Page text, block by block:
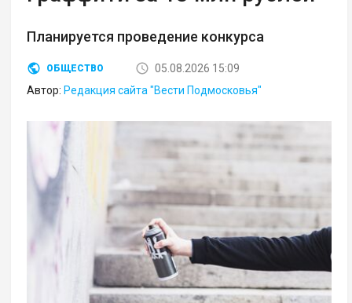
Планируется проведение конкурса
ОБЩЕСТВО
05.08.2026 15:09
Автор: Редакция сайта "Вести Подмосковья"